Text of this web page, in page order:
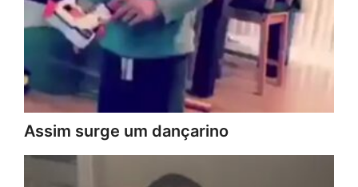
Assim surge um dançarino